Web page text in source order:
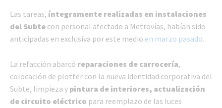
Las tareas, íntegramente realizadas en instalaciones
del Subte con personal afectado a Metrovías, habían sido
anticipadas en exclusiva por este medio en marzo pasado.
La refacción abarcó reparaciones de carrocería,
colocación de plotter con la nueva identidad corporativa del
Subte, limpieza y pintura de interiores, actualización
de circuito eléctrico para reemplazo de las luces